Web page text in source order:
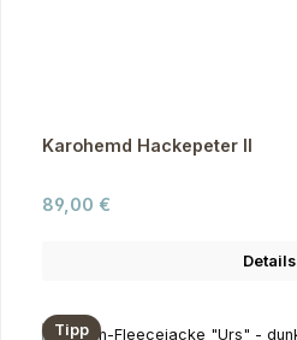
Karohemd Hackepeter II
Regulärer Preis:
89,00 €
Details
Tipp